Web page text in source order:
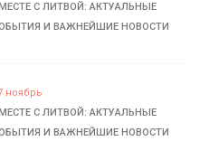
С ЛИТВОЙ: АКТУАЛЬНЫЕ
И ВАЖНЕЙШИЕ НОВОСТИ
ноябрь
С ЛИТВОЙ: АКТУАЛЬНЫЕ
И ВАЖНЕЙШИЕ НОВОСТИ